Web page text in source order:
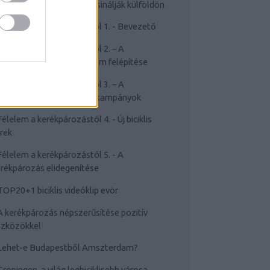
Cyclechic.hu on tour: Így csinálják külföldön
a kerékpározástól 1. - Bevezető
Félelem a kerékpározástól 2. – A
való félelem felépítése
Félelem a kerékpározástól 3. – A
népszerűsítő kampányok
a kerékpározástól 4. - Új biciklis
a kerékpározástól 5. - A
elidegenítése
biciklis videóklip evör
kerékpározás népszerűsítése pozitív
e Budapestből Amszterdam?